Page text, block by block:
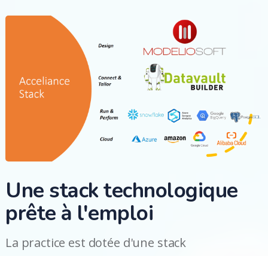
Une stack technologique
prête à l'emploi
La practice est dotée d'une stack